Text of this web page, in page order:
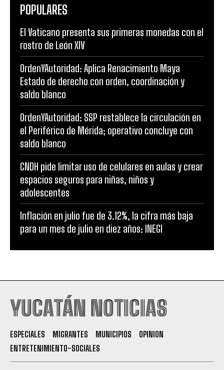
POPULARES
El Vaticano presenta sus primeras monedas con el
rostro de León XIV
OrdenYAutoridad: Aplica Renacimiento Maya
Estado de derecho con orden, coordinación y
saldo blanco
OrdenYAutoridad: SSP restablece la circulación en
el Periférico de Mérida; operativo concluye con
saldo blanco
CNDH pide limitar uso de celulares en aulas y crear
espacios seguros para niñas, niños y
adolescentes
Inflación en julio fue de 3.12%, la cifra más baja
para un mes de julio en diez años: INEGI
YUCATÁN NOTICIAS
ESPECIALES MIGRANTES MUNICIPIOS
OPINION
ENTRETENIMIENTO-SOCIALES